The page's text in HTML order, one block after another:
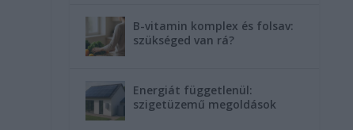
B-vitamin komplex és folsav:
szükséged van rá?
Energiát függetlenül:
szigetüzemű megoldások